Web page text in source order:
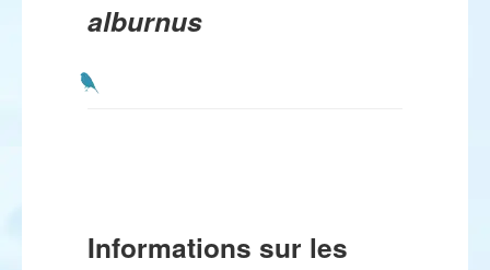
alburnus
Informations sur les